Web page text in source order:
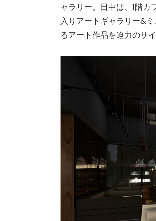
ャラリー。日中は、1階
入りアートギャラリー&
るアート作品を迫力のサ